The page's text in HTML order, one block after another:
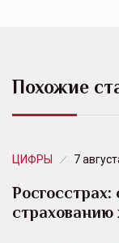
Похожие
ЦИФРЫ 7
страхованию